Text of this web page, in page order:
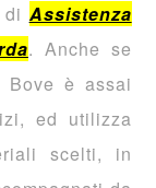
Assistenza
. Anche se
Bove è assai
ed utilizza
scelti, in